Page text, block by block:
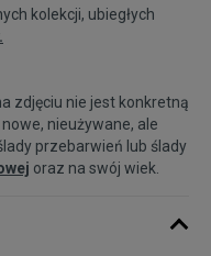
Powiadom o dostępności
o dostępności
kolekcji, ubiegłych
zdjęciu nie jest konkretną
nieużywane, ale
przebarwień lub ślady
oraz na swój wiek.